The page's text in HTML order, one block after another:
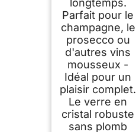
Parfait pour le
champagne, le
prosecco ou
d'autres vins
mousseux -
Idéal pour un
plaisir complet.
Le verre en
cristal robuste
sans plomb